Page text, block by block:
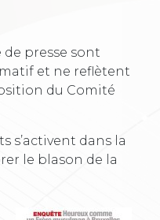
de presse sont
et ne reflètent
du Comité
s’activent dans la
le blason de la